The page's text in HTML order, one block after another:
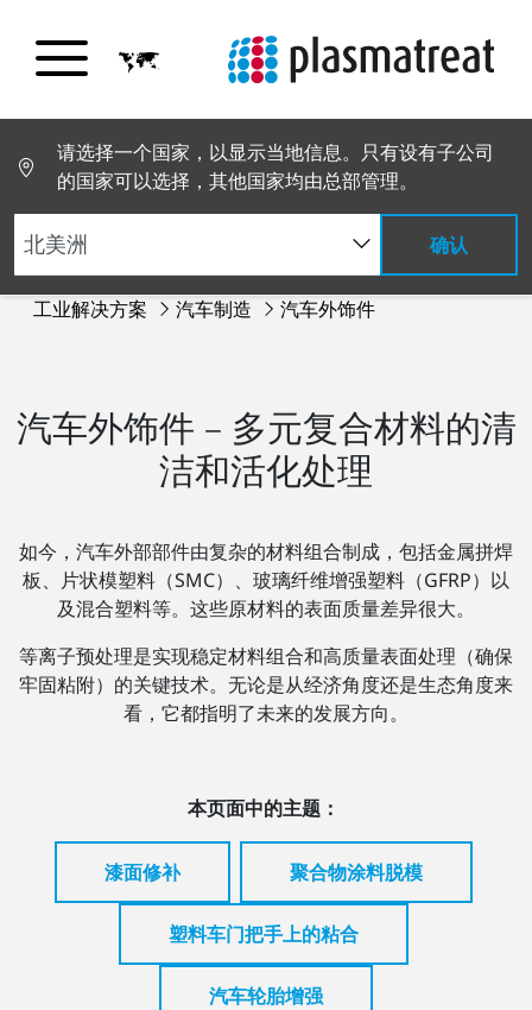
请选择一个国家，以显示当地信息。只有设有子公司
的国家可以选择，其他国家均由总部管理。
确认
工业解决方案 汽车制造 汽车外饰件
汽车外饰件 – 多元复合材料的清
洁和活化处理
如今，汽车外部部件由复杂的材料组合制成，包括金属拼焊
板、片状模塑料（SMC）、玻璃纤维增强塑料（GFRP）以
及混合塑料等。这些原材料的表面质量差异很大。
等离子预处理是实现稳定材料组合和高质量表面处理（确保
牢固粘附）的关键技术。无论是从经济角度还是生态角度来
看，它都指明了未来的发展方向。
本页面中的主题：
漆面修补 聚合物涂料脱模
塑料车门把手上的粘合
汽车轮胎增强